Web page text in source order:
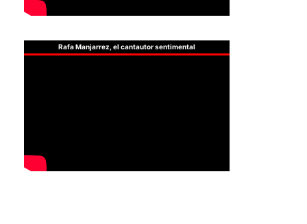
Rafa Manjarrez, el cantautor sentimental